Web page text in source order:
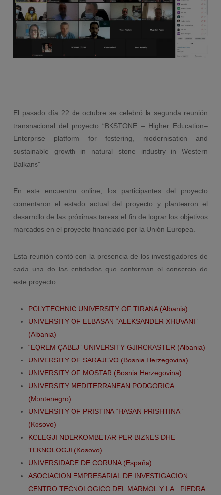
El pasado día 22 de octubre se celebró la segunda reunión
transnacional del proyecto “BKSTONE – Higher Education–
Enterprise platform for fostering, modernisation and
sustainable growth in natural stone industry in Western
Balkans”
En este encuentro online, los participantes del proyecto
comentaron el estado actual del proyecto y plantearon el
desarrollo de las próximas tareas el fin de lograr los objetivos
marcados en el proyecto financiado por la Unión Europea.
Esta reunión contó con la presencia de los investigadores de
cada una de las entidades que conforman el consorcio de
este proyecto:
POLYTECHNIC UNIVERSITY OF TIRANA (Albania)
UNIVERSITY OF ELBASAN “ALEKSANDER XHUVANI”
(Albania)
“EQREM ÇABEJ” UNIVERSITY GJIROKASTER (Albania)
UNIVERSITY OF SARAJEVO (Bosnia Herzegovina)
UNIVERSITY OF MOSTAR (Bosnia Herzegovina)
UNIVERSITY MEDITERRANEAN PODGORICA
(Montenegro)
UNIVERSITY OF PRISTINA “HASAN PRISHTINA”
(Kosovo)
KOLEGJI NDERKOMBETAR PER BIZNES DHE
TEKNOLOGJI (Kosovo)
UNIVERSIDADE DE CORUNA (España)
ASOCIACION EMPRESARIAL DE INVESTIGACION
CENTRO TECNOLOGICO DEL MARMOL Y LA PIEDRA